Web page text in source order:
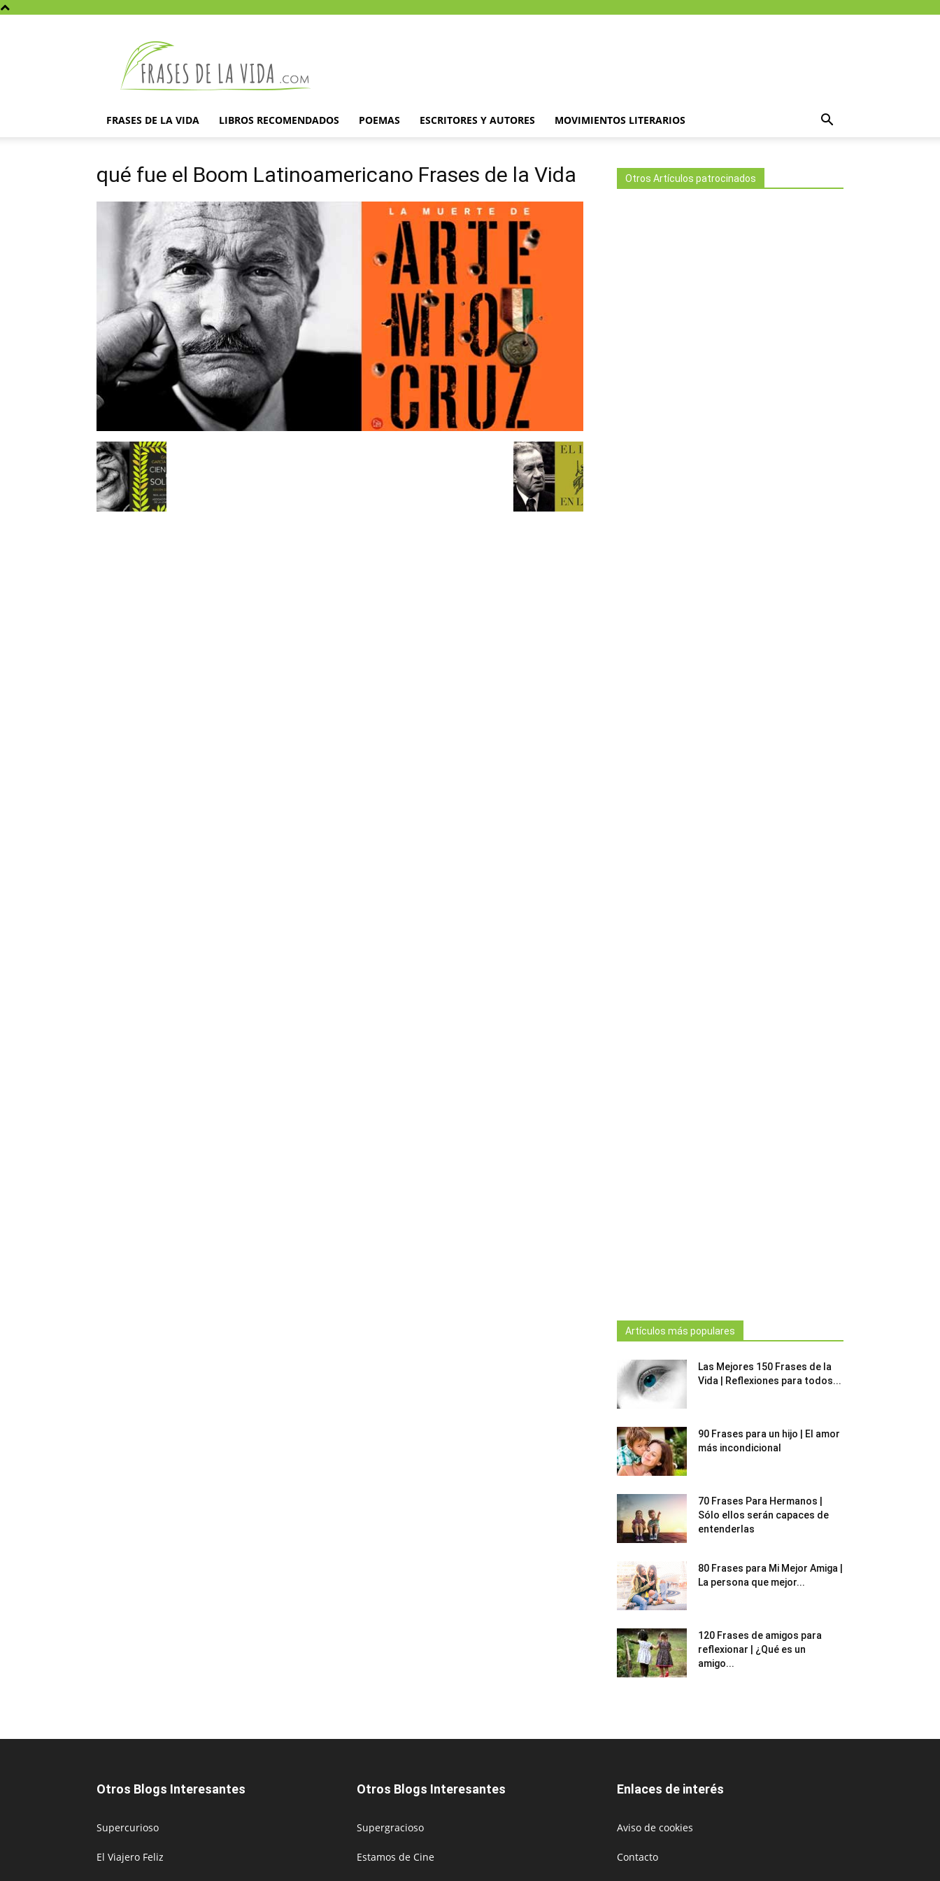
la
vida
FRASES DE LA VIDA LIBROS RECOMENDADOS POEMAS ESCRITORES Y AUTORES MOVIMIENTOS LITERARIOS
qué fue el Boom Latinoamericano Frases de la Vida Otros Artículos patrocinados
Artículos más populares
Las Mejores 150 Frases de la
Vida | Reflexiones para todos...
90 Frases para un hijo | El amor
más incondicional
70 Frases Para Hermanos |
Sólo ellos serán capaces de
entenderlas
80 Frases para Mi Mejor Amiga |
La persona que mejor...
120 Frases de amigos para
reflexionar | ¿Qué es un
amigo...
Otros Blogs Interesantes
Supercurioso
El Viajero Feliz
Otros Blogs Interesantes
Supergracioso
Estamos de Cine
Enlaces de interés
Aviso de cookies
Contacto